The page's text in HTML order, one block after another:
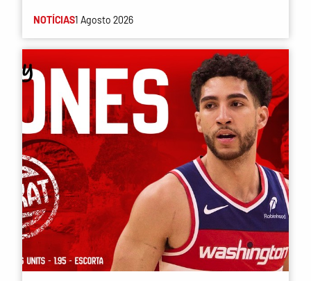
NOTÍCIAS1 Agosto 2026